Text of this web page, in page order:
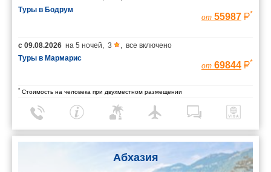
Туры в Бодрум
от 55987 *
с 09.08.2026 на 5 ночей, 3 , все включено
Туры в Мармарис
от 69844 *
* Стоимость на человека при двухместном размещении
Абхазия